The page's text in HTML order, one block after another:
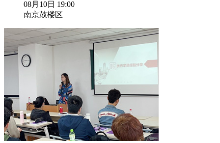
08月10日 19:00
南京鼓楼区